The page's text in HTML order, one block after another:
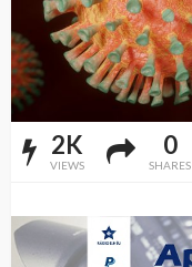
2K
VIEWS
0
SHARES